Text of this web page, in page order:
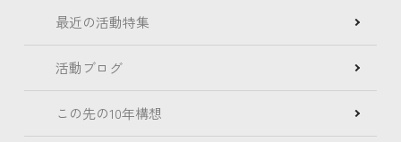
最近の活動特集
活動ブログ
この先の10年構想